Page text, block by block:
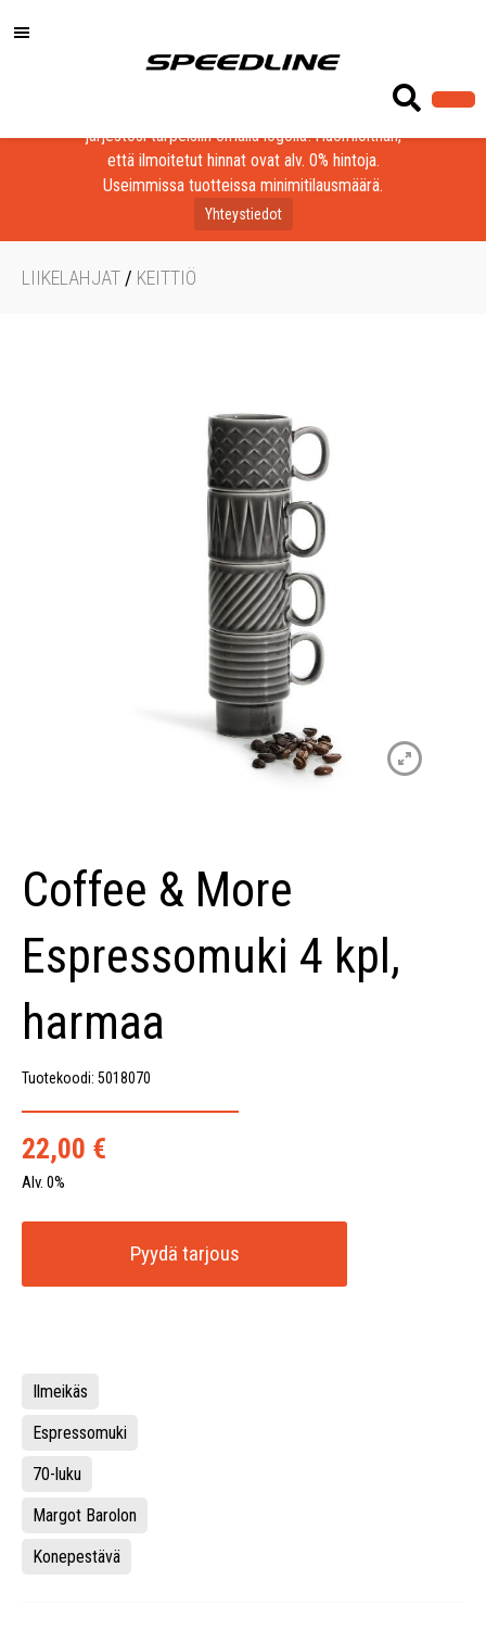
Löydä laadukkaat tuotteet yrityksesi, seurasi tai
järjestösi tarpeisiin omalla logolla! Huomioithan,
että ilmoitetut hinnat ovat alv. 0% hintoja.
Useimmissa tuotteissa minimitilausmäärä.
Yhteystiedot
LIIKELAHJAT / KEITTIÖ
Coffee & More
Espressomuki 4 kpl,
harmaa
Tuotekoodi: 5018070
22,00 €
Alv. 0%
Pyydä tarjous
Ilmeikäs
Espressomuki
70-luku
Margot Barolon
Konepestävä